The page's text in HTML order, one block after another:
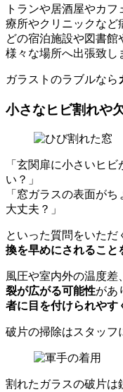
トランや居酒屋やカ
療所やクリニックなど
どの宿泊施設や図書館
様々な場所へ出張致し
ガラストのラブルなら
小さなヒビ割れや
「玄関扉に小さいヒ
い？」
「窓ガラスの表面が
大丈夫？」
といった質問をいただ
換を早めにされること
風圧や室内外の温度
裂が広がる可能性があ
者に目を付けられやす
破片の掃除はスタッフ
割れたガラスの破片は